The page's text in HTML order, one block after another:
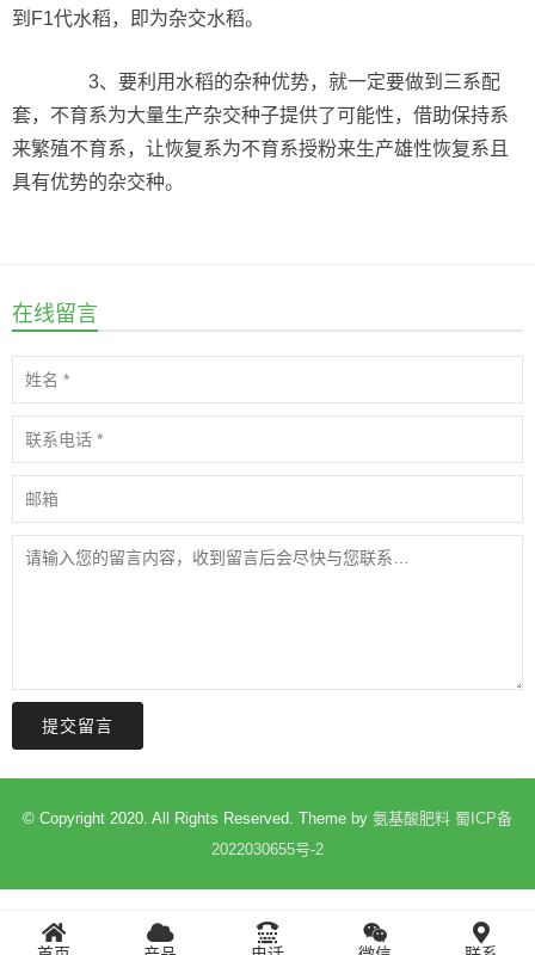
到F1代水稻，即为杂交水稻。
3、要利用水稻的杂种优势，就一定要做到三系配
套，不育系为大量生产杂交种子提供了可能性，借助保持系
来繁殖不育系，让恢复系为不育系授粉来生产雄性恢复系且
具有优势的杂交种。
在线留言
提交留言
© Copyright 2020. All Rights Reserved. Theme by 氨基酸肥料 蜀ICP备
2022030655号-2